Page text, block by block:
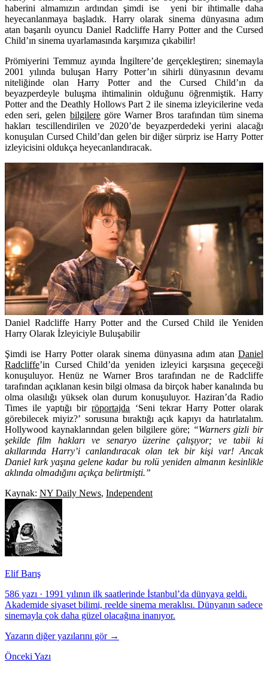
haberini almamızın ardından şimdi ise yeni bir ihtimalle daha
heyecanlanmaya başladık. Harry olarak sinema dünyasına adım
atan başarılı oyuncu Daniel Radcliffe Harry Potter and the Cursed
Child’ın sinema uyarlamasında karşımıza çıkabilir!
Prömiyerini Temmuz ayında İngiltere’de gerçekleştiren; sinemayla
2001 yılında buluşan Harry Potter’ın sihirli dünyasının devamı
niteliğinde olan Harry Potter and the Cursed Child’ın da
beyazperdeyle buluşma ihtimalinin olduğunu öğrenmiştik. Harry
Potter and the Deathly Hollows Part 2 ile sinema izleyicilerine veda
eden seri, gelen bilgileregöre Warner Bros tarafından tüm sinema
hakları tescillendirilen ve 2020’de beyazperdedeki yerini alacağı
konuşulan Cursed Child’dan gelen bir diğer sürpriz ise Harry Potter
izleyicisini oldukça heyecanlandıracak.
Daniel Radcliffe Harry Potter and the Cursed Child ile Yeniden
Harry Olarak İzleyiciyle Buluşabilir
Şimdi ise Harry Potter olarak sinema dünyasına adım atan Daniel
Radcliffe’in Cursed Child’da yeniden izleyici karşısına geçeceği
konuşuluyor. Henüz ne Warner Bros tarafından ne de Radcliffe
tarafından açıklanan kesin bilgi olmasa da birçok haber kanalında bu
olma olasılığı yüksek olan durum konuşuluyor. Haziran’da Radio
Times ile yaptığı birröportajda ‘Seni tekrar Harry Potter olarak
görebilecek miyiz?’ sorusuna bıraktığı açık kapıyı da hatırlatalım.
Hollywood kaynaklarından gelen bilgilere göre; “Warners gizli bir
şekilde film hakları ve senaryo üzerine çalışıyor; ve tabii ki
akıllarında Harry’i canlandıracak olan tek bir kişi var! Ancak
Daniel kırk yaşına gelene kadar bu rolü yeniden almanın kesinlikle
aklında olmadığını açıkça belirtmişti.”
Kaynak: NY Daily News, Independent
Elif Barış
586 yazı · 1991 yılının ilk saatlerinde İstanbul’da dünyaya geldi.
Akademide siyaset bilimi, reelde sinema meraklısı. Dünyanın sadece
sinemayla çok daha güzel olacağına inanıyor.
Yazarın diğer yazılarını gör →
Önceki Yazı